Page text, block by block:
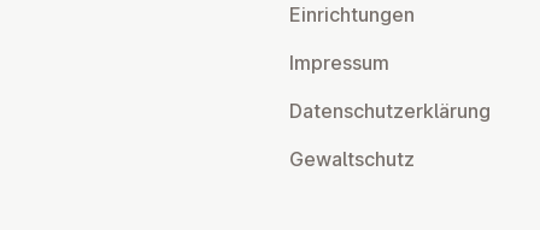
Ein­rich­tun­gen
Impressum
Da­ten­schutz­er­klä­rung
Ge­walt­schutz